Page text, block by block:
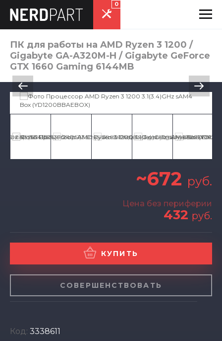
0
ПК для работы на AMD Ryzen 3 1200 /
Gigabyte GA-A320M-H / Gigabyte GeForce
GTX 1660 Gaming 6144MB
Код: 3338611
~672 руб.
Цена без периферии
432 руб.
КУПИТЬ
СОВЕРШЕНСТВОВАТЬ